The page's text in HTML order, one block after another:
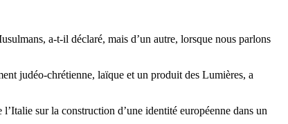
a-t-il déclaré, mais d’un autre, lorsque nous parlons
judéo-chrétienne, laïque et un produit des Lumières, a
sur la construction d’une identité européenne dans un